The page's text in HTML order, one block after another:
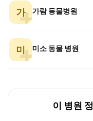
가 가람 동물병원
미 미소 동물 병원
이 병원